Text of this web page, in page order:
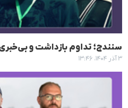
سنندج؛ تداوم بازداشت و
۳ آذر ۱۴۰۴، ۱۳:۴۶